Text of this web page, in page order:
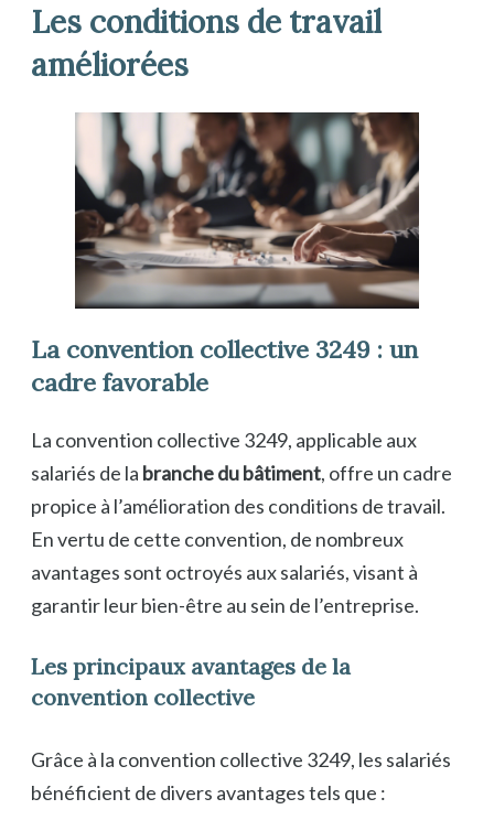
Les conditions de travail
améliorées
La convention collective 3249 : un
cadre favorable
La convention collective 3249, applicable aux
salariés de la branche du bâtiment, offre un cadre
propice à l’amélioration des conditions de travail.
En vertu de cette convention, de nombreux
avantages sont octroyés aux salariés, visant à
garantir leur bien-être au sein de l’entreprise.
Les principaux avantages de la
convention collective
Grâce à la convention collective 3249, les salariés
bénéficient de divers avantages tels que :